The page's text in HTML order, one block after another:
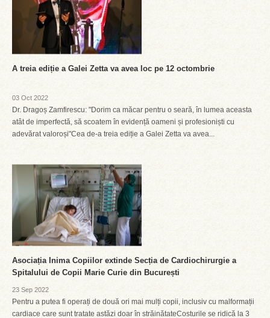
A treia ediție a Galei Zetta va avea loc pe 12 octombrie
03 Oct 2022
Dr. Dragoș Zamfirescu: "Dorim ca măcar pentru o seară, în lumea aceasta
atât de imperfectă, să scoatem în evidență oameni și profesioniști cu
adevărat valoroși"Cea de-a treia ediție a Galei Zetta va avea...
Asociația Inima Copiilor extinde Secția de Cardiochirurgie a
Spitalului de Copii Marie Curie din București
23 Sep 2022
Pentru a putea fi operați de două ori mai mulți copii, inclusiv cu malformații
cardiace care sunt tratate astăzi doar în străinătateCosturile se ridică la 3